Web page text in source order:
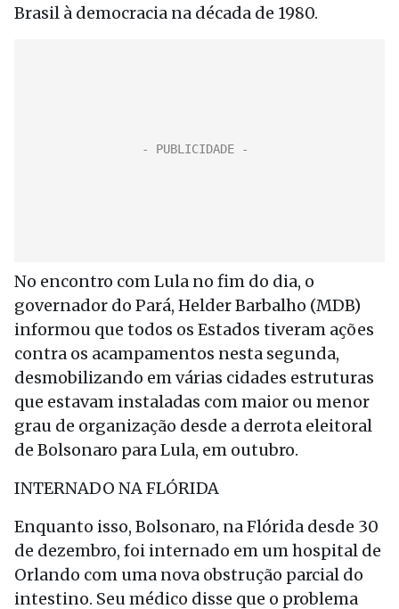
Brasil à democracia na década de 1980.
No encontro com Lula no fim do dia, o
governador do Pará, Helder Barbalho (MDB)
informou que todos os Estados tiveram ações
contra os acampamentos nesta segunda,
desmobilizando em várias cidades estruturas
que estavam instaladas com maior ou menor
grau de organização desde a derrota eleitoral
de Bolsonaro para Lula, em outubro.
INTERNADO NA FLÓRIDA
Enquanto isso, Bolsonaro, na Flórida desde 30
de dezembro, foi internado em um hospital de
Orlando com uma nova obstrução parcial do
intestino. Seu médico disse que o problema